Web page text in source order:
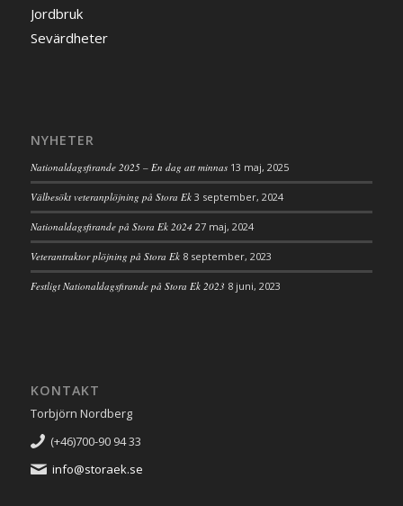
Jordbruk
Sevärdheter
NYHETER
Nationaldagsfirande 2025 – En dag att minnas 13 maj, 2025
Välbesökt veteranplöjning på Stora Ek 3 september, 2024
Nationaldagsfirande på Stora Ek 2024 27 maj, 2024
Veterantraktor plöjning på Stora Ek 8 september, 2023
Festligt Nationaldagsfirande på Stora Ek 2023 8 juni, 2023
KONTAKT
Torbjörn Nordberg
(+46)700-90 94 33
info@storaek.se